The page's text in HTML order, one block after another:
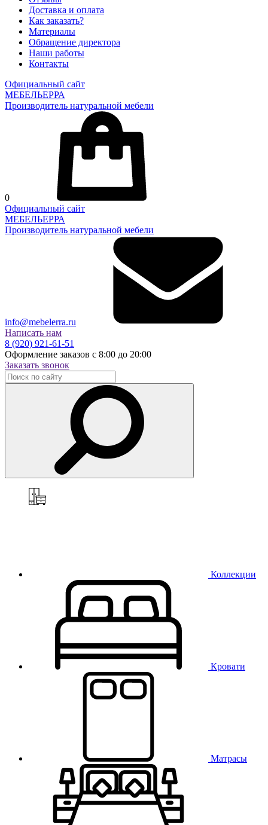
Доставка и оплата
Как заказать?
Материалы
Обращение директора
Наши работы
Контакты
Официальный сайт
МЕБЕЛЬЕРРА
Производитель натуральной мебели
0
Официальный сайт
МЕБЕЛЬЕРРА
Производитель натуральной мебели
info@mebelerra.ru
Написать нам
8 (920) 921-61-51
Оформление заказов с 8:00 до 20:00
Заказать звонок
Коллекции
Кровати
Матрасы